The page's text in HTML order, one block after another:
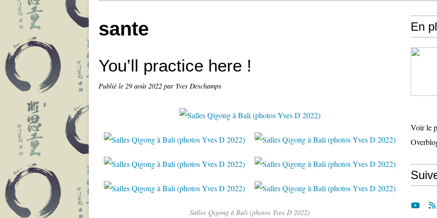
sante
You’ll practice here !
Publié le 29 août 2022 par Yves Deschamps
Salles Qigong à Bali (photos Yves D 2022)
En
Voir le